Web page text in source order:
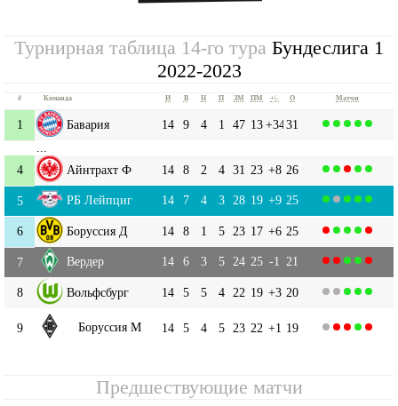
Турнирная таблица 14-го тура Бундеслига 1
2022-2023
# Команда И В Н П ЗМ ПМ +|- О Матчи
1 Бавария 14 9 4 1 47 13+3431
4
Айнтрахт Ф 14 8 2 4 31 23 +8 26
5 РБ Лейпциг 14 7 4 3 28 19 +9 25
6 Боруссия Д 14 8 1 5 23 17 +6 25
7 Вердер 14 6 3 5 24 25 -1 21
8 Вольфсбург 14 5 5 4 22 19 +3 20
9 Боруссия М 14 5 4 5 23 22 +1 19
Предшествующие матчи